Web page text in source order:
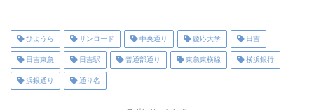
ひようら サンロード 中央通り 慶応大学 日吉
日吉東急 日吉駅 普通部通り 東急東横線 横浜銀行
浜銀通り 通り名